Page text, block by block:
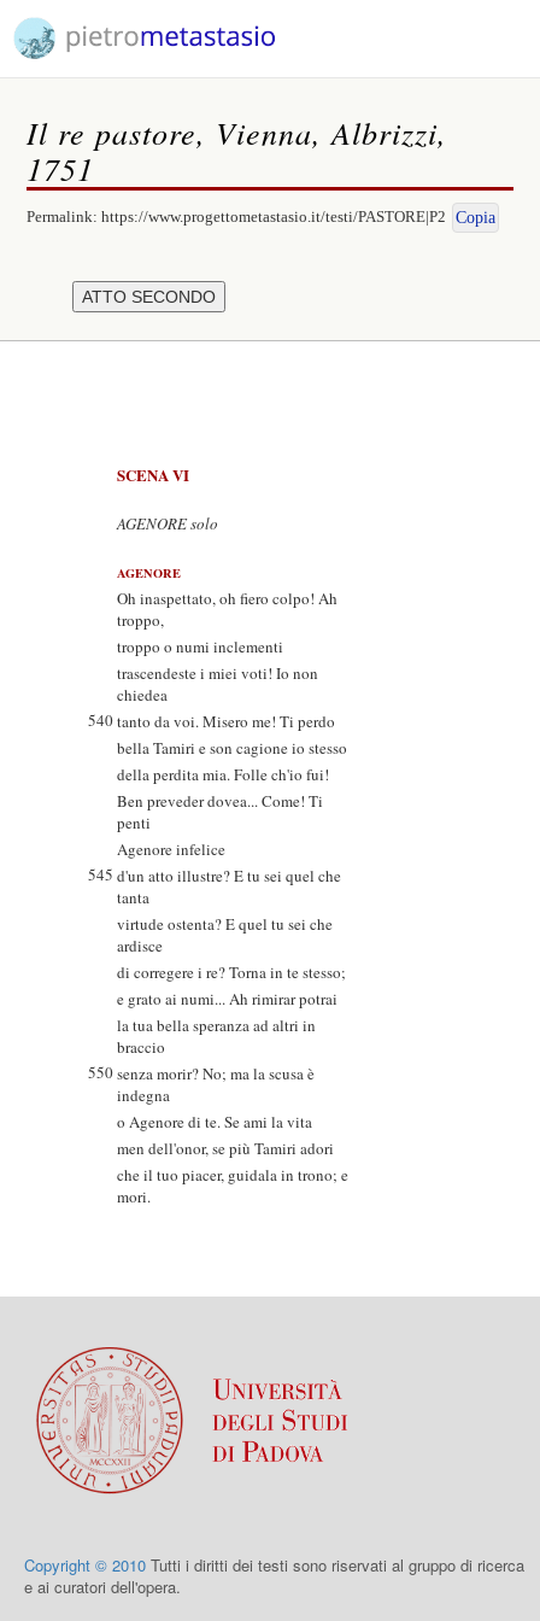
Il re pastore, Vienna, Albrizzi,
1751
Permalink:https://www.progettometastasio.it/testi/PASTORE|P2 Copia
SCENA VI
AGENORE solo
AGENORE
Oh inaspettato, oh fiero colpo! Ah
troppo,
troppo o numi inclementi
trascendeste i miei voti! Io non
chiedea
540tanto da voi. Misero me! Ti perdo
bella Tamiri e son cagione io stesso
della perdita mia. Folle ch'io fui!
Ben preveder dovea... Come! Ti
penti
Agenore infelice
545 d'un atto illustre? E tu sei quel che
tanta
virtude ostenta? E quel tu sei che
ardisce
di corregere i re? Torna in te stesso;
e grato ai numi... Ah rimirar potrai
la tua bella speranza ad altri in
braccio
550senza morir? No; ma la scusa è
indegna
o Agenore di te. Se ami la vita
men dell'onor, se più Tamiri adori
che il tuo piacer, guidala in trono; e
mori.
Copyright © 2010 Tutti i diritti dei testi sono riservati al gruppo di ricerca
e ai curatori dell'opera.